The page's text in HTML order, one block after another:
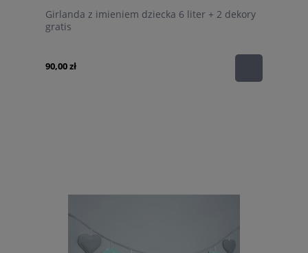
Girlanda z imieniem dziecka 6 liter + 2 dekory
gratis
90,00 zł